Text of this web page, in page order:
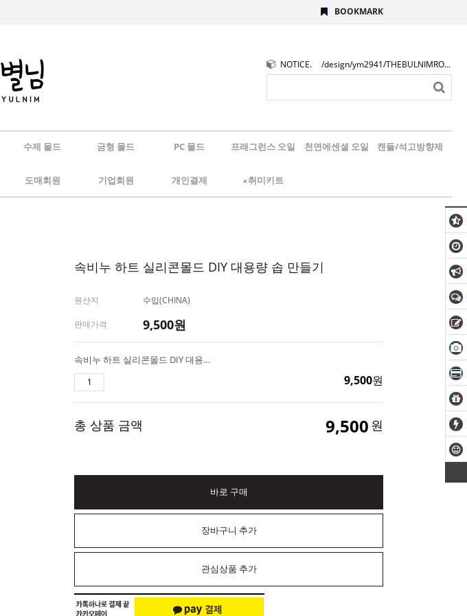
BOOKMARK
NOTICE. /design/ym2941/THEBULNIMROGO.png
수제 몰드 금형 몰드 PC 몰드 프래그런스 오일 천연에센셜 오일 캔들/석고방향제
도매회원 기업회원 개인결제 ★취미키트
속비누 하트 실리콘몰드 DIY 대용량 솝 만들기
원산지 수입(CHINA)
판매가격 9,500원
속비누 하트 실리콘몰드 DIY 대용량 솝 만들기
9,500원
총 상품 금액 9,500 원
바로 구매
장바구니 추가
관심상품 추가